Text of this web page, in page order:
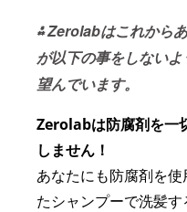
⁂Zerolabはこれから
が以下の事をしないよ
望んでいます。
Zerolabは防腐剤を一
しません！
あなたにも防腐剤を使
たシャンプーで洗髪す